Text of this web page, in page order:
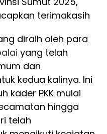
terimakasih
diraih oleh para
yang telah
dan
kedua kalinya. Ini
kader PKK mulai
hingga
telah